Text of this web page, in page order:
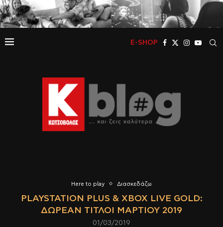
E-SHOP
Here to play Διασκεδάζω
PLAYSTATION PLUS & XBOX LIVE GOLD:
ΔΩΡΕΆΝ ΤΊΤΛΟΙ ΜΑΡΤΊΟΥ 2019
01/03/2019